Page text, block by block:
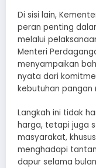
Di sisi lain,
peran penting
melalui
Menteri
menyampaikan
nyata dari
kebutuhan pangan
Langkah ini tidak
harga, tetapi juga
masyarakat,
menghadapi
dapur selama